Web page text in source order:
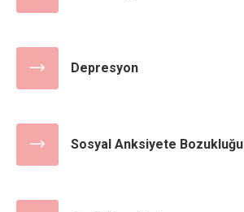
Depresyon
Sosyal Anksiyete Bozukluğu